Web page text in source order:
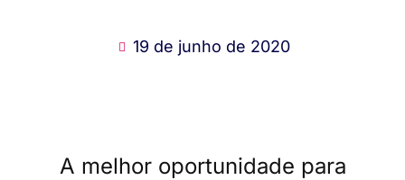
19 de junho de 2020
A melhor oportunidade para